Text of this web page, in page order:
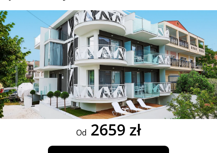
Od 2659 zł